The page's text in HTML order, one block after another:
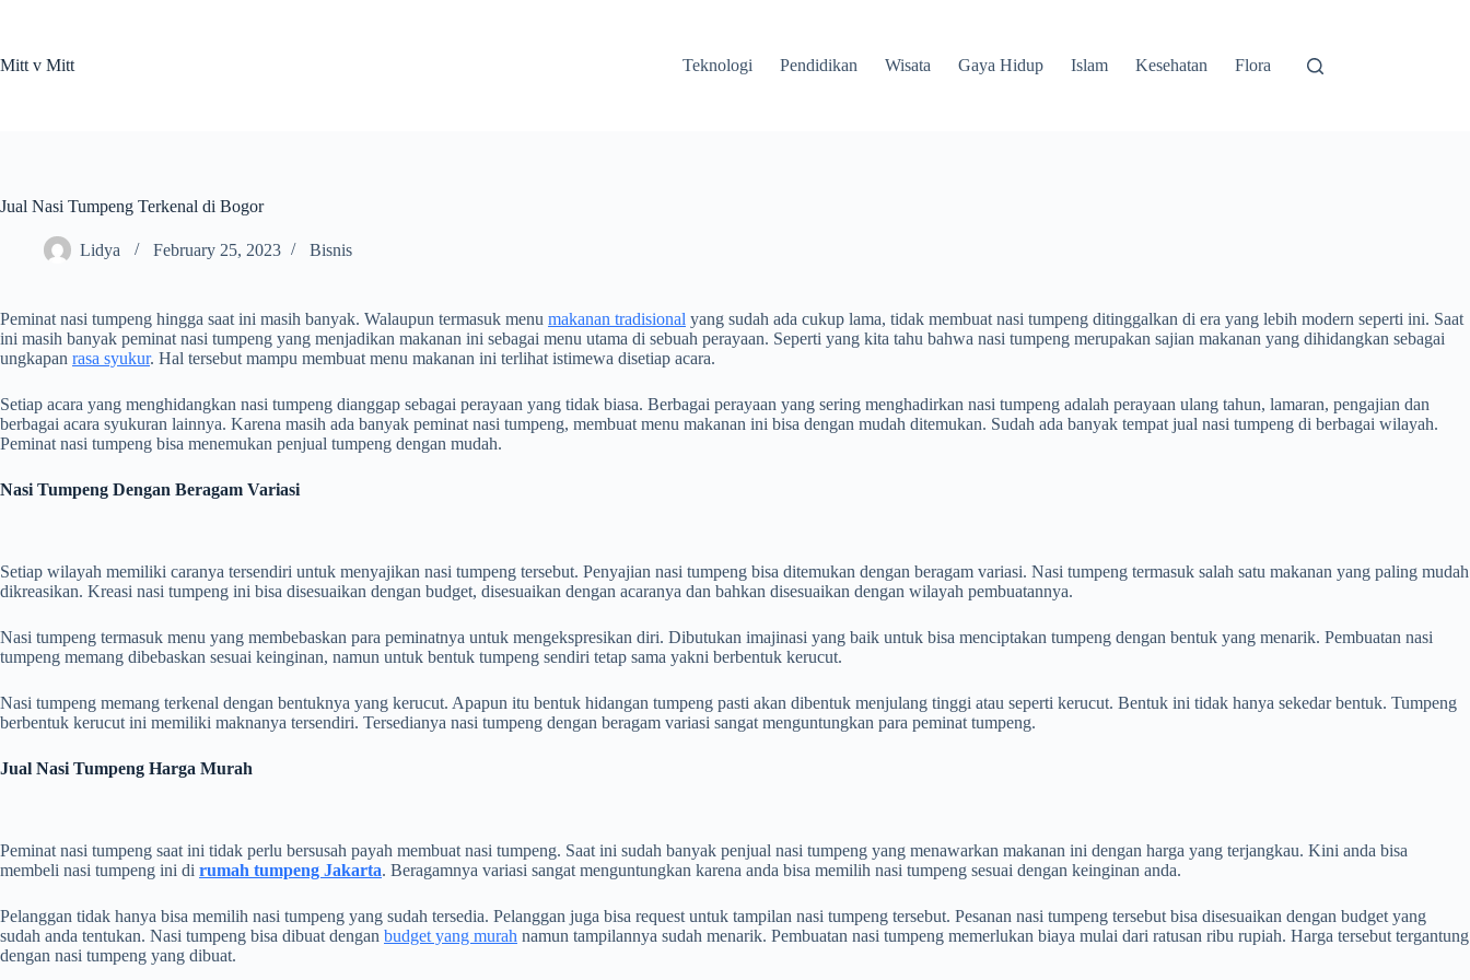
Mitt v Mitt
Teknologi Pendidikan Wisata Gaya Hidup Islam Kesehatan Flora
Jual Nasi Tumpeng Terkenal di Bogor
Lidya February 25, 2023 Bisnis
Peminat nasi tumpeng hingga saat ini masih banyak. Walaupun termasuk menu makanan tradisional yang sudah ada cukup lama, tidak membuat nasi tumpeng ditinggalkan di era yang lebih modern seperti ini. Saat
ini masih banyak peminat nasi tumpeng yang menjadikan makanan ini sebagai menu utama di sebuah perayaan. Seperti yang kita tahu bahwa nasi tumpeng merupakan sajian makanan yang dihidangkan sebagai
ungkapan rasa syukur. Hal tersebut mampu membuat menu makanan ini terlihat istimewa disetiap acara.
Setiap acara yang menghidangkan nasi tumpeng dianggap sebagai perayaan yang tidak biasa. Berbagai perayaan yang sering menghadirkan nasi tumpeng adalah perayaan ulang tahun, lamaran, pengajian dan
berbagai acara syukuran lainnya. Karena masih ada banyak peminat nasi tumpeng, membuat menu makanan ini bisa dengan mudah ditemukan. Sudah ada banyak tempat jual nasi tumpeng di berbagai wilayah.
Peminat nasi tumpeng bisa menemukan penjual tumpeng dengan mudah.
Nasi Tumpeng Dengan Beragam Variasi
Setiap wilayah memiliki caranya tersendiri untuk menyajikan nasi tumpeng tersebut. Penyajian nasi tumpeng bisa ditemukan dengan beragam variasi. Nasi tumpeng termasuk salah satu makanan yang paling mudah
dikreasikan. Kreasi nasi tumpeng ini bisa disesuaikan dengan budget, disesuaikan dengan acaranya dan bahkan disesuaikan dengan wilayah pembuatannya.
Nasi tumpeng termasuk menu yang membebaskan para peminatnya untuk mengekspresikan diri. Dibutukan imajinasi yang baik untuk bisa menciptakan tumpeng dengan bentuk yang menarik. Pembuatan nasi
tumpeng memang dibebaskan sesuai keinginan, namun untuk bentuk tumpeng sendiri tetap sama yakni berbentuk kerucut.
Nasi tumpeng memang terkenal dengan bentuknya yang kerucut. Apapun itu bentuk hidangan tumpeng pasti akan dibentuk menjulang tinggi atau seperti kerucut. Bentuk ini tidak hanya sekedar bentuk. Tumpeng
berbentuk kerucut ini memiliki maknanya tersendiri. Tersedianya nasi tumpeng dengan beragam variasi sangat menguntungkan para peminat tumpeng.
Jual Nasi Tumpeng Harga Murah
Peminat nasi tumpeng saat ini tidak perlu bersusah payah membuat nasi tumpeng. Saat ini sudah banyak penjual nasi tumpeng yang menawarkan makanan ini dengan harga yang terjangkau. Kini anda bisa
membeli nasi tumpeng ini di rumah tumpeng Jakarta. Beragamnya variasi sangat menguntungkan karena anda bisa memilih nasi tumpeng sesuai dengan keinginan anda.
Pelanggan tidak hanya bisa memilih nasi tumpeng yang sudah tersedia. Pelanggan juga bisa request untuk tampilan nasi tumpeng tersebut. Pesanan nasi tumpeng tersebut bisa disesuaikan dengan budget yang
sudah anda tentukan. Nasi tumpeng bisa dibuat dengan budget yang murah namun tampilannya sudah menarik. Pembuatan nasi tumpeng memerlukan biaya mulai dari ratusan ribu rupiah. Harga tersebut tergantung
dengan nasi tumpeng yang dibuat.